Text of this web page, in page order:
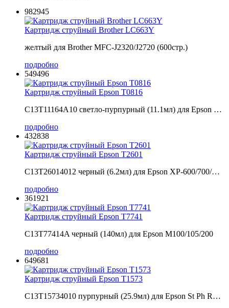
982945
Картридж струйный Brother LC663Y
желтый для Brother MFC-J2320/J2720 (600стр.)
подробно
549496
Картридж струйный Epson T0816
C13T11164A10 светло-пурпурный (11.1мл) для Epson …
подробно
432838
Картридж струйный Epson T2601
C13T26014012 черный (6.2мл) для Epson XP-600/700/…
подробно
361921
Картридж струйный Epson T7741
C13T77414A черный (140мл) для Epson M100/105/200
подробно
649681
Картридж струйный Epson T1573
C13T15734010 пурпурный (25.9мл) для Epson St Ph R…